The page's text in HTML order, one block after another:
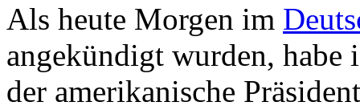
Als heute Morgen im
angekündigt wurden,
der amerikanische